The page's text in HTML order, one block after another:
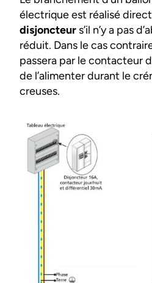
électrique est réalisé
disjoncteur s’il n’y a pas
réduit. Dans le cas
passera par le contacteur
de l’alimenter durant le
creuses.